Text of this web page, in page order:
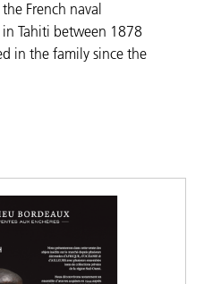
French naval
Tahiti between 1878
in the family since the